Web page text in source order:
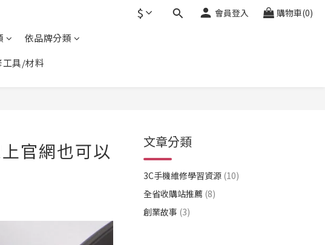
$ 會員登入 購物車(0)
依品牌分類
工具/材料
官網也可以
文章分類
3C手機維修學習資源 (10)
全省收購站推薦 (8)
創業故事 (3)